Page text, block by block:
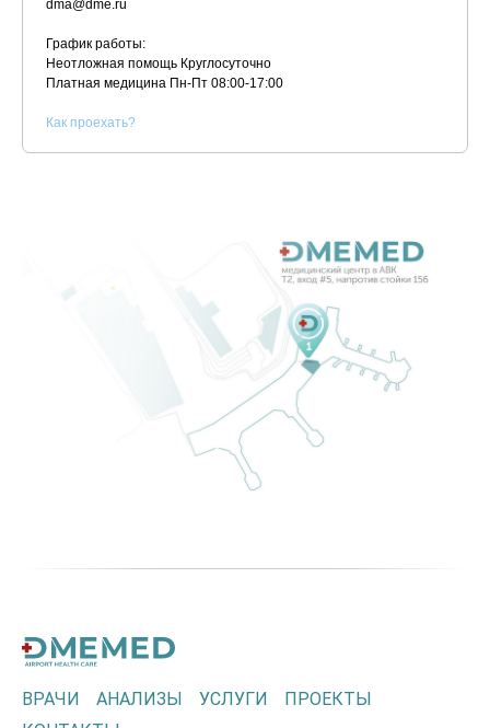
dma@dme.ru
График работы:
Неотложная помощь Круглосуточно
Платная медицина Пн-Пт 08:00-17:00
Как проехать?
ВРАЧИ АНАЛИЗЫ УСЛУГИ
ПРОЕКТЫ